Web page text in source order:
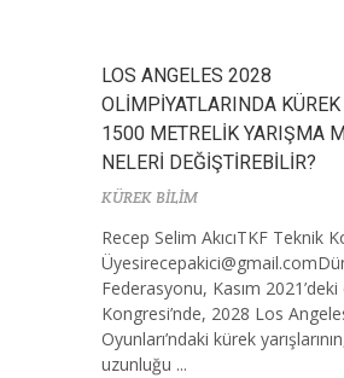
LOS ANGELES 2028
OLİMPİYATLARINDA
1500 METRELİK YARIŞMA
NELERİ DEĞİŞTİREBİLİR?
KÜREK BİLİM
Recep Selim AkıcıTKF Teknik
Üyesirecepakici@gmail.comD
Federasyonu, Kasım
Kongresi’nde, 2028 Los
Oyunları’ndaki kürek
uzunluğu ...